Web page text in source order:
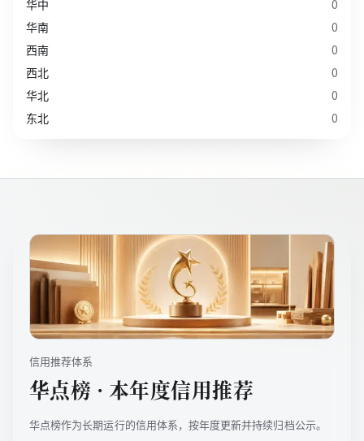
华中
0
华南
0
西南
0
西北
0
华北
0
东北
0
信用推荐体系
华点榜 · 本年度信用推荐
华点榜作为长期运行的信用体系，按年度更新并持续归档公示。